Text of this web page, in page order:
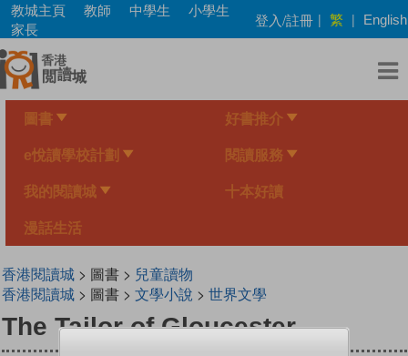
Skip
main
content
教城主頁 教師 中學生
小學生
家長
登入/註冊 | 繁 | English
圖書 好書推介
e悅讀學校計劃 閱讀服務
我的閱讀城 十本好讀
漫話生活
香港閱讀城> 圖書 > 兒童讀物
香港閱讀城> 圖書 > 文學小說 > 世界文學
The Tailor of Gloucester